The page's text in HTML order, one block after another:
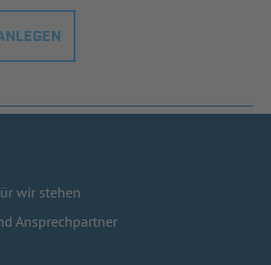
wir stehen
Ansprechpartner